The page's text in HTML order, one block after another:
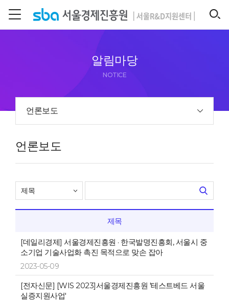
SEARCH
알림마당
NOTICE
언론보도
언론보도
제목
[데일리경제] 서울경제진흥원 · 한국발명진흥회, 서울시 중
소기업 기술사업화 촉진 목적으로 맞손 잡아
2023-05-09
[전자신문] [WIS 2023]서울경제진흥원 '테스트베드 서울
실증지원사업'